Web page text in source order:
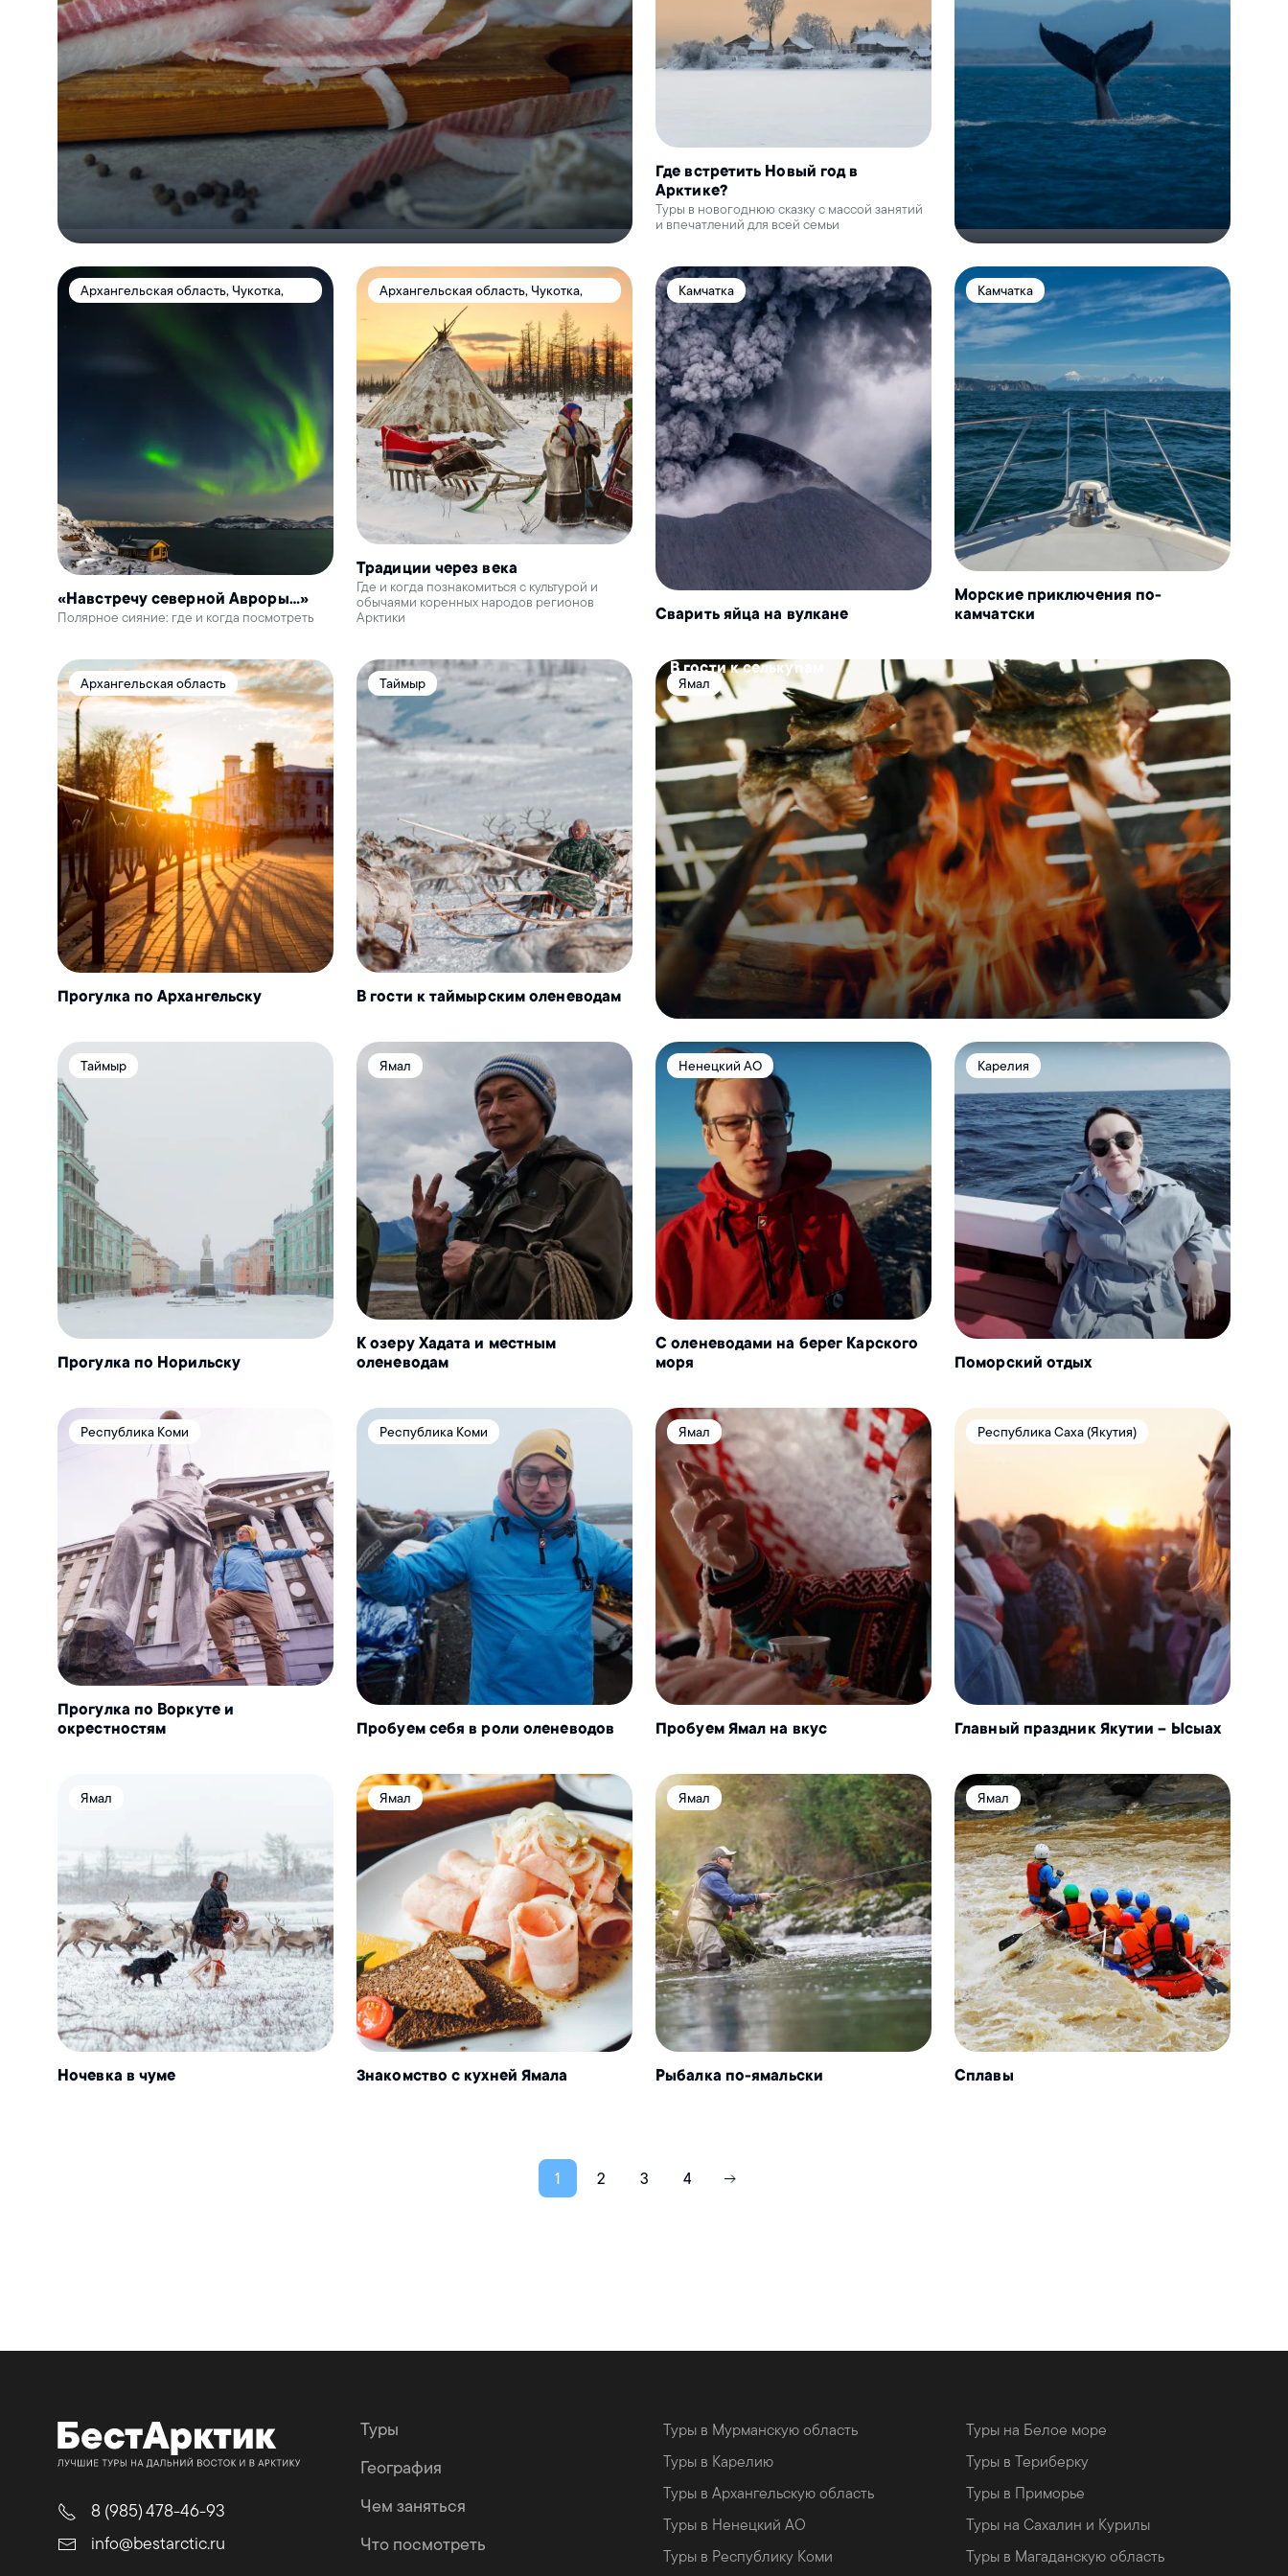
Где встретить Новый год в
Арктике?
Туры в новогоднюю сказку с массой занятий
и впечатлений для всей семьи
«Навстречу северной Авроры…»
Архангельская область, Чукотка,
Полярное сияние: где и когда посмотреть
Традиции через века
Архангельская область, Чукотка,
Камчатка, ХМАО - Югра, Республика
Саха (Якутия), Республика Коми,
Ямал, Карелия, Ненецкий АО,
Мурманская область, Таймыр
Где и когда познакомиться с культурой и
обычаями коренных народов регионов
Арктики
Сварить яйца на вулкане
Камчатка
Морские приключения по-
камчатски
Камчатка
Прогулка по Архангельску
Архангельская область
В гости к таймырским оленеводам
Таймыр
В гости к селькупам
Ямал
Прогулка по Норильску
Таймыр
К озеру Хадата и местным
оленеводам
Ямал
С оленеводами на берег Карского
моря
Ненецкий АО
Поморский отдых
Карелия
Прогулка по Воркуте и
окрестностям
Республика Коми
Пробуем себя в роли оленеводов
Республика Коми
Пробуем Ямал на вкус
Ямал
Главный праздник Якутии – Ысыах
Республика Саха (Якутия)
Ночевка в чуме
Ямал
Знакомство с кухней Ямала
Ямал
Рыбалка по-ямальски
Ямал
Сплавы
Ямал
1 2 3 4
8 (985) 478-46-93
info@bestarctic.ru
Туры
География
Чем заняться
Что посмотреть
Туры в Мурманскую область
Туры в Карелию
Туры в Архангельскую область
Туры в Ненецкий АО
Туры в Республику Коми
Туры на Белое море
Туры в Териберку
Туры в Приморье
Туры на Сахалин и Курилы
Туры в Магаданскую область